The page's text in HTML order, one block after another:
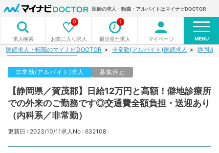
医師の求人・転職・アルバイトはマイナビDOCTOR
求人検索 お気に入り求人
0
最近見た求人
1
マイページ MENU
医師求人・転職のマイナビDOCTOR 非常勤(アルバイト)医師求人 静岡県
非常勤(アルバイト)求人 募集停止
【静岡県／賀茂郡】日給12万円と高額！僻地診療所
での外来のご勤務です◎交通費全額負担・送迎あり
（内科系／非常勤）
更新日 : 2023/10/11求人No : 632108